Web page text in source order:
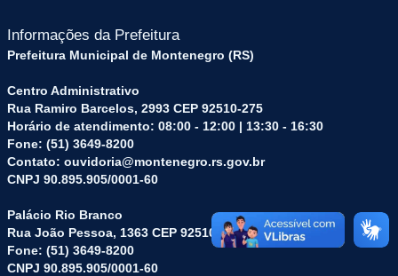
Informações da Prefeitura
Prefeitura Municipal de Montenegro (RS)
Centro Administrativo
Rua Ramiro Barcelos, 2993 CEP 92510-275
Horário de atendimento: 08:00 - 12:00 | 13:30 - 16:30
Fone: (51) 3649-8200
Contato: ouvidoria@montenegro.rs.gov.br
CNPJ 90.895.905/0001-60
Palácio Rio Branco
Rua João Pessoa, 1363 CEP 92510-045
Fone: (51) 3649-8200
CNPJ 90.895.905/0001-60